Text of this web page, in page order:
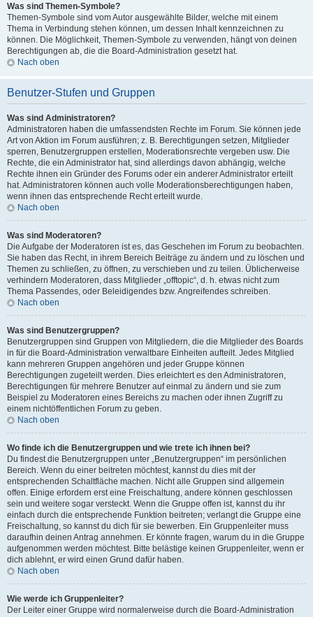
Was sind Themen-Symbole?
Themen-Symbole sind vom Autor ausgewählte Bilder, welche mit einem
Thema in Verbindung stehen können, um dessen Inhalt kennzeichnen zu
können. Die Möglichkeit, Themen-Symbole zu verwenden, hängt von deinen
Berechtigungen ab, die die Board-Administration gesetzt hat.
Nach oben
Benutzer-Stufen und Gruppen
Was sind Administratoren?
Administratoren haben die umfassendsten Rechte im Forum. Sie können jede
Art von Aktion im Forum ausführen; z. B. Berechtigungen setzen, Mitglieder
sperren, Benutzergruppen erstellen, Moderationsrechte vergeben usw. Die
Rechte, die ein Administrator hat, sind allerdings davon abhängig, welche
Rechte ihnen ein Gründer des Forums oder ein anderer Administrator erteilt
hat. Administratoren können auch volle Moderationsberechtigungen haben,
wenn ihnen das entsprechende Recht erteilt wurde.
Nach oben
Was sind Moderatoren?
Die Aufgabe der Moderatoren ist es, das Geschehen im Forum zu beobachten.
Sie haben das Recht, in ihrem Bereich Beiträge zu ändern und zu löschen und
Themen zu schließen, zu öffnen, zu verschieben und zu teilen. Üblicherweise
verhindern Moderatoren, dass Mitglieder „offtopic“, d. h. etwas nicht zum
Thema Passendes, oder Beleidigendes bzw. Angreifendes schreiben.
Nach oben
Was sind Benutzergruppen?
Benutzergruppen sind Gruppen von Mitgliedern, die die Mitglieder des Boards
in für die Board-Administration verwaltbare Einheiten aufteilt. Jedes Mitglied
kann mehreren Gruppen angehören und jeder Gruppe können
Berechtigungen zugeteilt werden. Dies erleichtert es den Administratoren,
Berechtigungen für mehrere Benutzer auf einmal zu ändern und sie zum
Beispiel zu Moderatoren eines Bereichs zu machen oder ihnen Zugriff zu
einem nichtöffentlichen Forum zu geben.
Nach oben
Wo finde ich die Benutzergruppen und wie trete ich ihnen bei?
Du findest die Benutzergruppen unter „Benutzergruppen“ im persönlichen
Bereich. Wenn du einer beitreten möchtest, kannst du dies mit der
entsprechenden Schaltfläche machen. Nicht alle Gruppen sind allgemein
offen. Einige erfordern erst eine Freischaltung, andere können geschlossen
sein und weitere sogar versteckt. Wenn die Gruppe offen ist, kannst du ihr
einfach durch die entsprechende Funktion beitreten; verlangt die Gruppe eine
Freischaltung, so kannst du dich für sie bewerben. Ein Gruppenleiter muss
daraufhin deinen Antrag annehmen. Er könnte fragen, warum du in die Gruppe
aufgenommen werden möchtest. Bitte belästige keinen Gruppenleiter, wenn er
dich ablehnt, er wird einen Grund dafür haben.
Nach oben
Wie werde ich Gruppenleiter?
Der Leiter einer Gruppe wird normalerweise durch die Board-Administration